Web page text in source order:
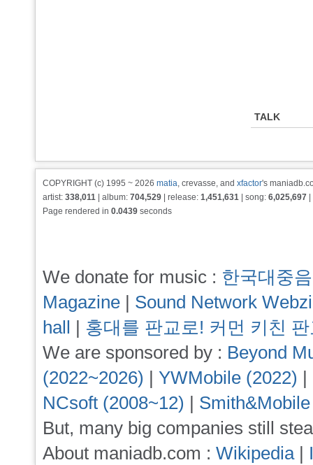
TALK
COPYRIGHT (c) 1995 ~ 2026 matia, crevasse, and xfactor's
artist: 338,011 | album: 704,529 | release: 1,451,631 | song: 6,025,697
Page rendered in 0.0439 seconds
We donate for music : 한국대중
Magazine | Sound Network
hall | 홍대를 판교로! 커먼 키친
We are sponsored by : Beyond
(2022~2026) | YWMobile (2022) |
NCsoft (2008~12) |
But, many big companies still
About maniadb.com : Wikipedia|